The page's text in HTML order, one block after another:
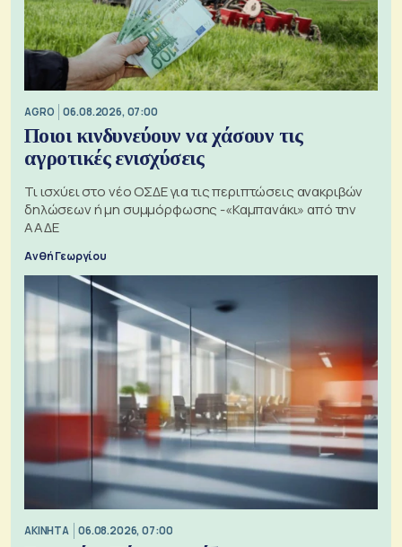
AGRO 06.08.2026, 07:00
Ποιοι κινδυνεύουν να χάσουν τις
αγροτικές ενισχύσεις
Τι ισχύει στο νέο ΟΣΔΕ για τις περιπτώσεις ανακριβών
δηλώσεων ή μη συμμόρφωσης -«Καμπανάκι» από την
ΑΑΔΕ
Ανθή Γεωργίου
ΑΚΙΝΗΤΑ 06.08.2026, 07:00